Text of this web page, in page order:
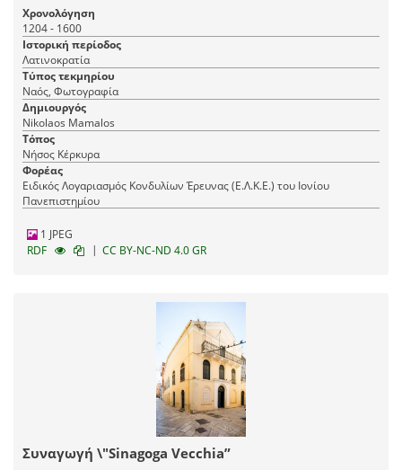
Χρονολόγηση
1204 - 1600
Ιστορική περίοδος
Λατινοκρατία
Τύπος τεκμηρίου
Ναός, Φωτογραφία
Δημιουργός
Nikolaos Mamalos
Τόπος
Νήσος Κέρκυρα
Φορέας
Ειδικός Λογαριασμός Κονδυλίων Έρευνας (Ε.Λ.Κ.Ε.) του Ιονίου
Πανεπιστημίου
1 JPEG
RDF
| CC BY-NC-ND 4.0 GR
Συναγωγή \"Sinagoga Vecchia”